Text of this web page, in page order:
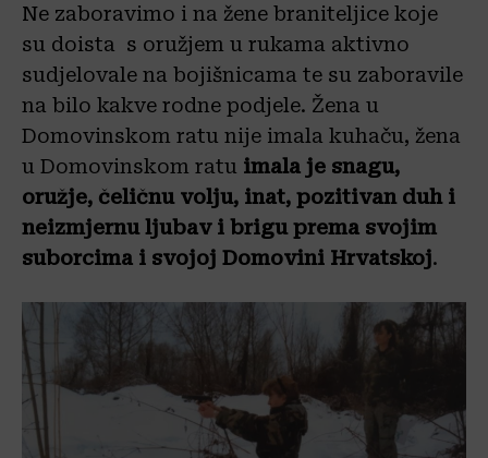
Ne zaboravimo i na žene braniteljice koje
su doista s oružjem u rukama aktivno
sudjelovale na bojišnicama te su zaboravile
na bilo kakve rodne podjele. Žena u
Domovinskom ratu nije imala kuhaču, žena
u Domovinskom ratu imala je snagu,
oružje, čeličnu volju, inat, pozitivan duh i
neizmjernu ljubav i brigu prema svojim
suborcima i svojoj Domovini Hrvatskoj.